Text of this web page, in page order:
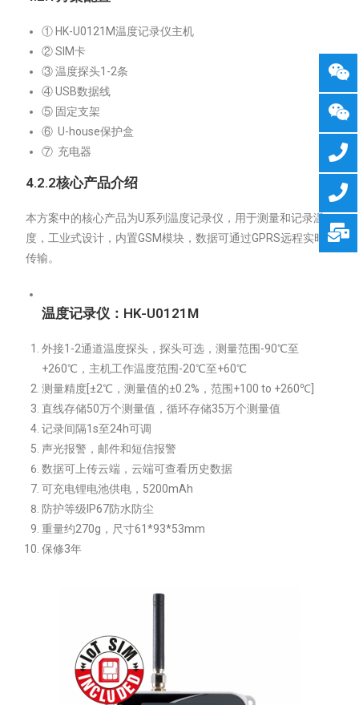
① HK-U0121M温度记录仪主机
② SIM卡
③ 温度探头1-2条
④ USB数据线
⑤ 固定支架
⑥ U-house保护盒
⑦ 充电器
4.2.2核心产品介绍
本方案中的核心产品为U系列温度记录仪，用于测量和记录温
度，工业式设计，内置GSM模块，数据可通过GPRS远程实时
传输。
温度记录仪：HK-U0121 M
外接1-2通道温度探头，探头可选，测量范围-90℃至
+260℃，主机工作温度范围-20℃至+60℃
测量精度[±2℃，测量值的±0.2%，范围+100 to +260℃]
直线存储50万个测量值，循环存储35万个测量值
记录间隔1s至24h可调
声光报警，邮件和短信报警
数据可上传云端，云端可查看历史数据
可充电锂电池供电，5200mAh
防护等级IP67防水防尘
重量约270g，尺寸61*93*53mm
保修3年